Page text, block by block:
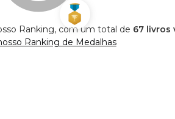
Ranking, com um total de 67 livros
Ranking de Medalhas